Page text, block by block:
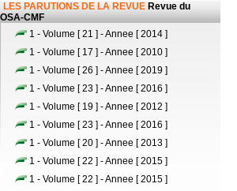
LES PARUTIONS DE LA REVUE Revue du
CMF
1 - Volume [ 21 ] - Annee [ 2014 ]
1 - Volume [ 17 ] - Annee [ 2010 ]
1 - Volume [ 26 ] - Annee [ 2019 ]
1 - Volume [ 23 ] - Annee [ 2016 ]
1 - Volume [ 19 ] - Annee [ 2012 ]
1 - Volume [ 23 ] - Annee [ 2016 ]
1 - Volume [ 20 ] - Annee [ 2013 ]
1 - Volume [ 22 ] - Annee [ 2015 ]
1 - Volume [ 22 ] - Annee [ 2015 ]